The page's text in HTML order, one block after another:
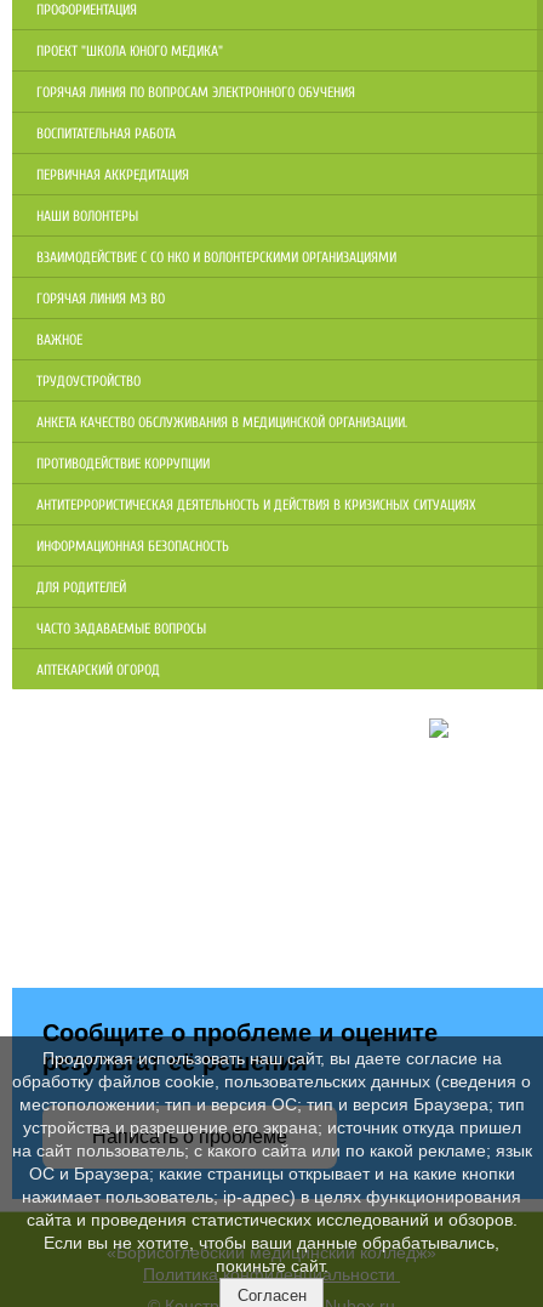
ПРОФОРИЕНТАЦИЯ
ПРОЕКТ "ШКОЛА ЮНОГО МЕДИКА"
ГОРЯЧАЯ ЛИНИЯ ПО ВОПРОСАМ ЭЛЕКТРОННОГО ОБУЧЕНИЯ
ВОСПИТАТЕЛЬНАЯ РАБОТА
ПЕРВИЧНАЯ АККРЕДИТАЦИЯ
НАШИ ВОЛОНТЕРЫ
ВЗАИМОДЕЙСТВИЕ С СО НКО И ВОЛОНТЕРСКИМИ ОРГАНИЗАЦИЯМИ
ГОРЯЧАЯ ЛИНИЯ МЗ ВО
ВАЖНОЕ
ТРУДОУСТРОЙСТВО
АНКЕТА КАЧЕСТВО ОБСЛУЖИВАНИЯ В МЕДИЦИНСКОЙ ОРГАНИЗАЦИИ.
ПРОТИВОДЕЙСТВИЕ КОРРУПЦИИ
АНТИТЕРРОРИСТИЧЕСКАЯ ДЕЯТЕЛЬНОСТЬ И ДЕЙСТВИЯ В КРИЗИСНЫХ СИТУАЦИЯХ
ИНФОРМАЦИОННАЯ БЕЗОПАСНОСТЬ
ДЛЯ РОДИТЕЛЕЙ
ЧАСТО ЗАДАВАЕМЫЕ ВОПРОСЫ
АПТЕКАРСКИЙ ОГОРОД
Сообщите о проблеме и оцените
результат её решения
Написать о проблеме
«Борисоглебский медицинский колледж»
Политика конфиденциальности
Продолжая использовать наш сайт, вы даете согласие на
обработку файлов cookie, пользовательских данных (сведения о
местоположении; тип и версия ОС; тип и версия Браузера; тип
устройства и разрешение его экрана; источник откуда пришел
на сайт пользователь; с какого сайта или по какой рекламе; язык
ОС и Браузера; какие страницы открывает и на какие кнопки
нажимает пользователь; ip-адрес) в целях функционирования
сайта и проведения статистических исследований и обзоров.
Если вы не хотите, чтобы ваши данные обрабатывались,
покиньте сайт.
Согласен